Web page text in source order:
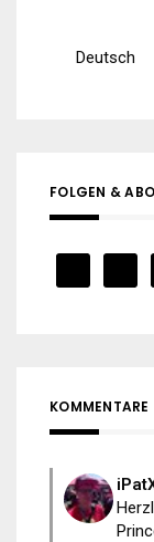
Deutsch
FOLGEN &
KOMMENTARE